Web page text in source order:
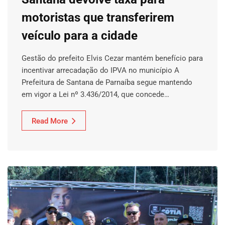
motoristas que transferirem
veículo para a cidade
Gestão do prefeito Elvis Cezar mantém benefício para
incentivar arrecadação do IPVA no município A
Prefeitura de Santana de Parnaíba segue mantendo
em vigor a Lei nº 3.436/2014, que concede…
Read More